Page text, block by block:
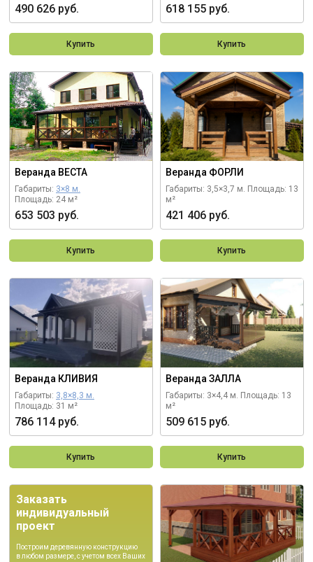
490 626 руб.
Купить
618 155 руб.
Купить
Веранда ВЕСТА
Габариты: 3×8 м.
Площадь: 24 м²
653 503 руб.
Купить
Веранда ФОРЛИ
Габариты: 3,5×3,7 м. Площадь: 13
м²
421 406 руб.
Купить
Веранда КЛИВИЯ
Габариты: 3,8×8,3 м.
Площадь: 31 м²
786 114 руб.
Купить
Веранда ЗАЛЛА
Габариты: 3×4,4 м. Площадь: 13
м²
509 615 руб.
Купить
Заказать
индивидуальный
проект
Построим деревянную конструкцию
в любом размере, с учетом всех Ваших